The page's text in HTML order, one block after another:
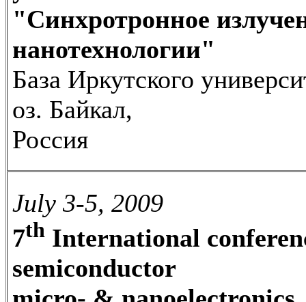
"Синхротронное
нанотехнологии"
База Иркутского
оз. Байкал,
Россия
July 3-5, 2009
7th International
semiconductor